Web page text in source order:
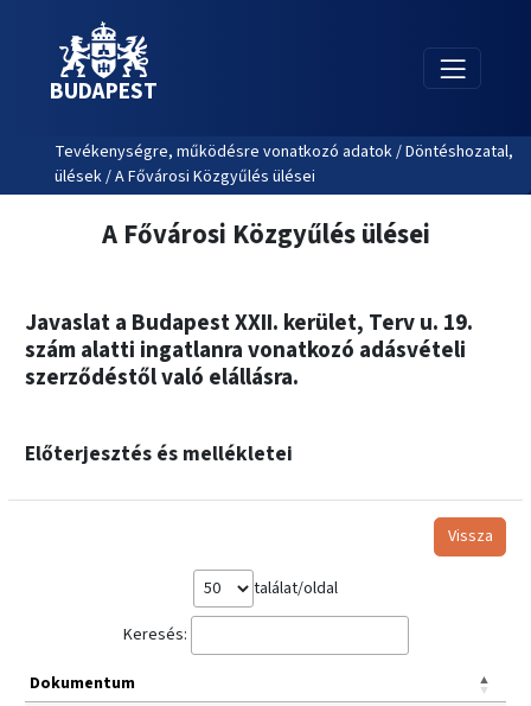
BUDAPEST
Tevékenységre, működésre vonatkozó adatok / Döntéshozatal,
ülések / A Fővárosi Közgyűlés ülései
A Fővárosi Közgyűlés ülései
Javaslat a Budapest XXII. kerület, Terv u. 19.
szám alatti ingatlanra vonatkozó adásvételi
szerződéstől való elállásra.
Előterjesztés és mellékletei
Vissza
találat/oldal
Keresés:
Dokumentum